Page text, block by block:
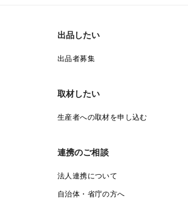
出品したい
出品者募集
取材したい
生産者への取材を申し込む
連携のご相談
法人連携について
自治体・省庁の方へ